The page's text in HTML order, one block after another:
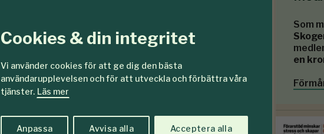
Cookies & din integritet
Vi använder cookies för att ge dig den bästa
användarupplevelsen och för att utveckla och förbättra våra
tjänster. Läs mer
Anpassa Avvisa alla Acceptera alla
Som
en